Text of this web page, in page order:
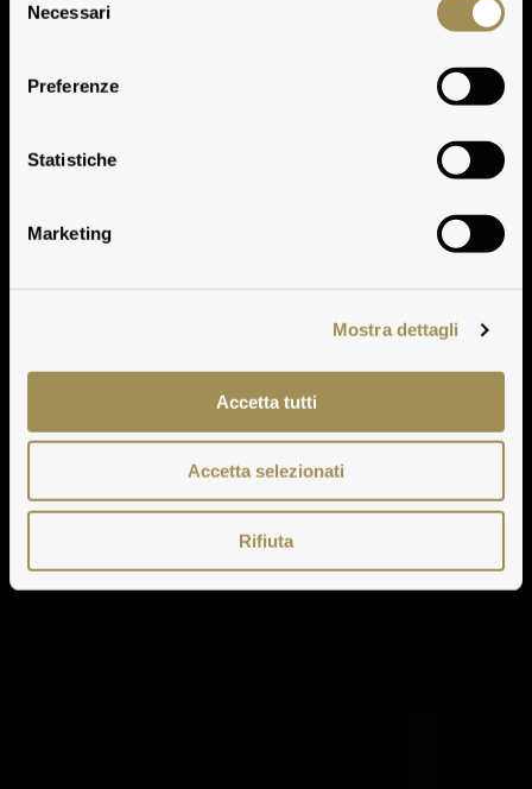
delNecessari
Preferenze
Statistiche
Marketing
Mostra dettagli
Accetta tutti
Accetta selezionati
Rifiuta